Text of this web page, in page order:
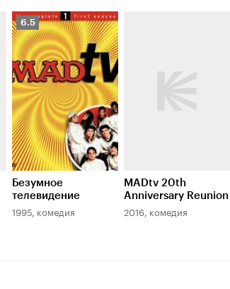
Рейтинг
Кинопоиска
6.5
6.5
Безумное
телевидение
1995, комедия
MADtv 20th
Anniversary Reunion
2016, комедия